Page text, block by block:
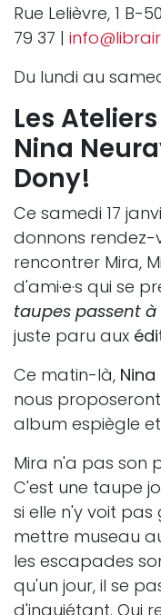
Rue Lelièvre, 1 B-
79 37 |
Du lundi au
Les
Nina
Dony!
Ce samedi 17
donnons rendez-
rencontrer Mira,
d'ami·e·s qui se
taupes passent
juste paru aux
Ce matin-là,
nous
album espiègle
Mira n'a pas son
C'est une taupe
si elle n'y voit
mettre museau
les escapades
qu'un jour, il se
d'inquiétant. Qui